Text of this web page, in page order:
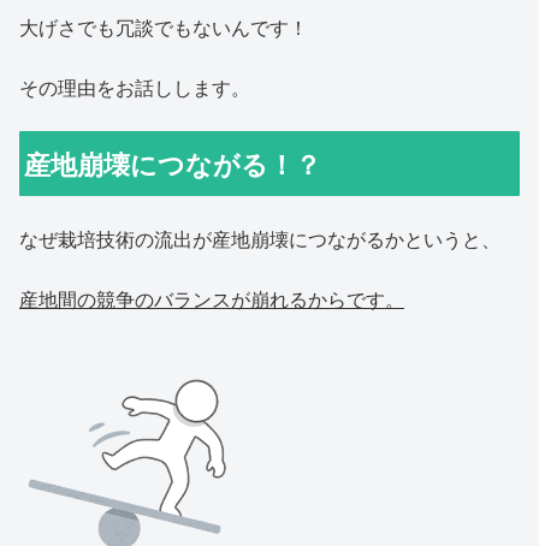
大げさでも冗談でもないんです！
その理由をお話しします。
産地崩壊につながる！？
なぜ栽培技術の流出が産地崩壊につながるかというと、
産地間の競争のバランスが崩れるからです。